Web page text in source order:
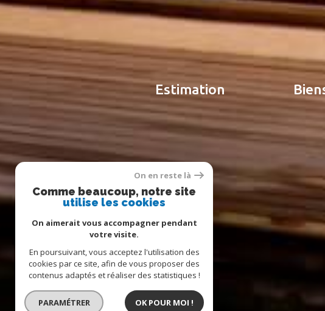
estimation
On en reste là
Comme beaucoup, notre site
utilise les cookies
On aimerait vous accompagner pendant
votre visite.
En poursuivant, vous acceptez l'utilisation des
cookies par ce site, afin de vous proposer des
contenus adaptés et réaliser des statistiques !
PARAMÉTRER OK POUR MOI !